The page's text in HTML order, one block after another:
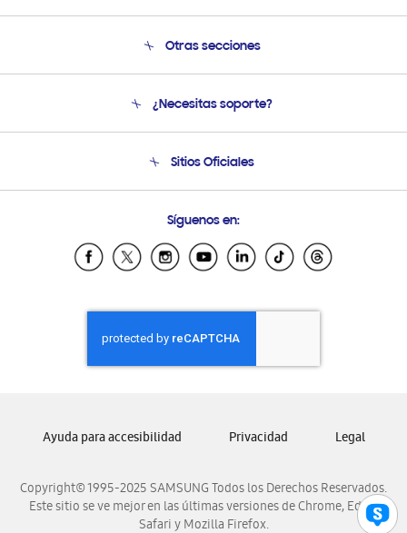
Otras secciones
Soporte
Condiciones de Compra
¿Necesitas soporte?
Soporte vía eMail
Sitios Oficiales
Samsung Ecuador
Samsung El Salvador
Samsung Honduras
Samsung Nicaragua
Samsung Panamá
Samsung Venezuela
Síguenos en:
Copyright© 1995-2025 SAMSUNG Todos los Derechos Reservados.
Este sitio se ve mejor en las últimas versiones de Chrome, Edge,
Safari y Mozilla Firefox.
Ayuda para accesibilidad Privacidad Legal